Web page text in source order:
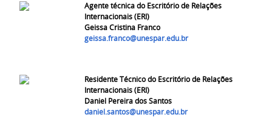
Agente técnica do Escritório de Relações
Internacionais (ERI)
Geissa Cristina Franco
geissa.franco@unespar.edu.br
Residente Técnico do Escritório de Relações
Internacionais (ERI)
Daniel Pereira dos Santos
daniel.santos@unespar.edu.br